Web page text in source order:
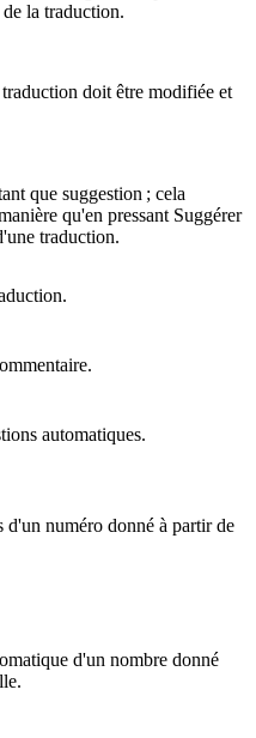
la traduction.
doit être modifiée et
que suggestion ; cela
qu'en pressant Suggérer
traduction.
automatiques.
d'un numéro donné à partir de
d'un nombre donné